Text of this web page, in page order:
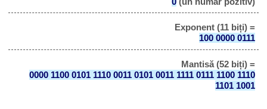
Exponent (11 biți) =
100 0000 0111
Mantisă (52 biți) =
0000 1100 0101 1110 0011 0101 0011 1111 0111 1100 1110
1101 1001